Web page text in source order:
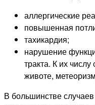
аллергические
повышенная
тахикардия;
нарушение
тракта. К их
животе,
В большинстве